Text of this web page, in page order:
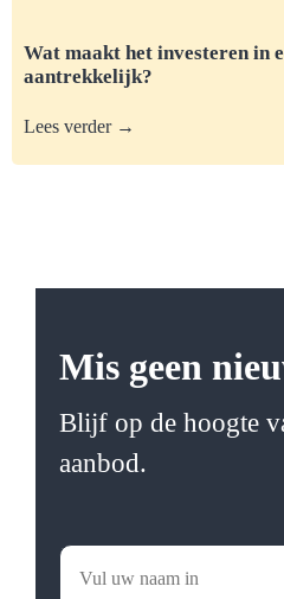
Wat maakt het investeren in
aantrekkelijk?
Lees verder →
Mis geen
Blijf op de hoogte
aanbod.